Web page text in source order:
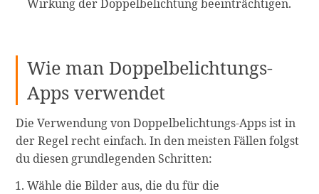
Wirkung der Doppelbelichtung beeinträchtigen.
Wie man Doppelbelichtungs-
Apps verwendet
Die Verwendung von Doppelbelichtungs-Apps ist in
der Regel recht einfach. In den meisten Fällen folgst
du diesen grundlegenden Schritten:
Wähle die Bilder aus, die du für die